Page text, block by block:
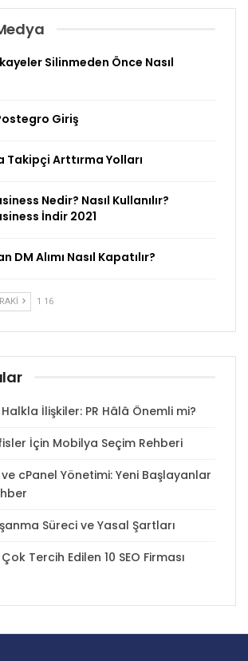
Silinmeden Önce Nasıl
Giriş
Takipçi Arttırma Yolları
Nedir? Nasıl Kullanılır?
İndir 2021
DM Alımı Nasıl Kapatılır?
1 16
İlişkiler: PR Hâlâ Önemli mi?
İçin Mobilya Seçim Rehberi
cPanel Yönetimi: Yeni Başlayanlar
Süreci ve Yasal Şartları
Tercih Edilen 10 SEO Firması